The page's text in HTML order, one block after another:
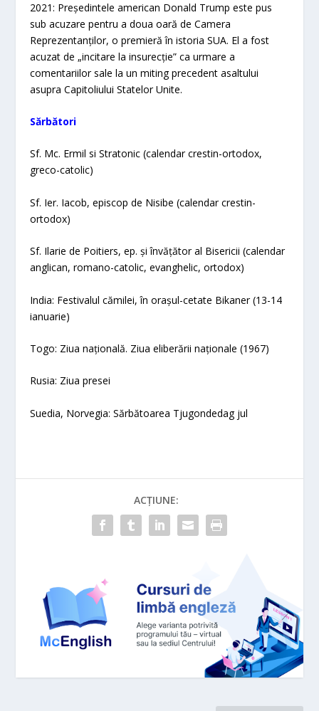
2021: Președintele american Donald Trump este pus
sub acuzare pentru a doua oară de Camera
Reprezentanților, o premieră în istoria SUA. El a fost
acuzat de „incitare la insurecție” ca urmare a
comentariilor sale la un miting precedent asaltului
asupra Capitoliului Statelor Unite.
Sărbători​
Sf. Mc. Ermil si Stratonic (calendar crestin-ortodox,
greco-catolic)
Sf. Ier. Iacob, episcop de Nisibe (calendar crestin-
ortodox)
Sf. Ilarie de Poitiers, ep. și învățător al Bisericii (calendar
anglican, romano-catolic, evanghelic, ortodox)
India: Festivalul cămilei, în orașul-cetate Bikaner (13-14
ianuarie)
Togo: Ziua națională. Ziua eliberării naționale (1967)
Rusia: Ziua presei
Suedia, Norvegia: Sărbătoarea Tjugondedag jul
ACȚIUNE: